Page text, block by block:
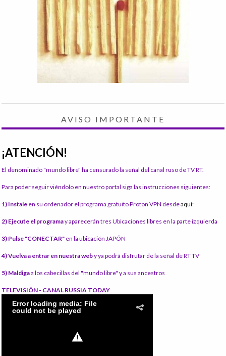
AVISO IMPORTANTE
¡ATENCIÓN!
El denominado "mundo libre" ha censurado la señal del canal ruso de TV RT.
Para poder seguir viéndolo en nuestro portal siga las instrucciones siguientes:
1) Instale en su ordenador el programa gratuito Proton VPN desdeaquí:
2) Ejecute el programay aparecerán tres Ubicaciones libres en la parte izquierda
3) Pulse "CONECTAR" en la ubicación JAPÓN
4) Vuelva a entrar en nuestra weby ya podrá disfrutar de la señal de RT TV
5) Maldigaa los cabecillas del "mundo libre" y a sus ancestros
TELEVISIÓN - CANAL RUSSIA TODAY